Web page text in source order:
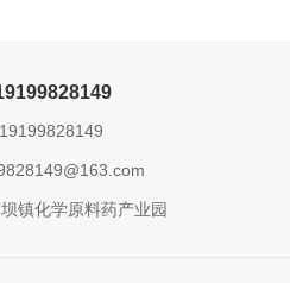
19199828149
镇化学原料药产业园